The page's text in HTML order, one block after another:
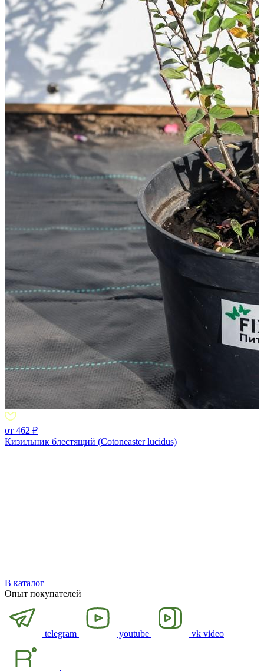
от 462 ₽
Кизильник блестящий (Cotoneaster lucidus)
В каталог
Опыт покупателей
telegram youtube vk video